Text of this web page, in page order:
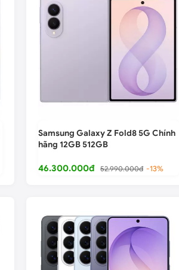
Samsung Galaxy Z Fold8 5G Chính
hãng 12GB 512GB
46.300.000đ 52.990.000đ -13%